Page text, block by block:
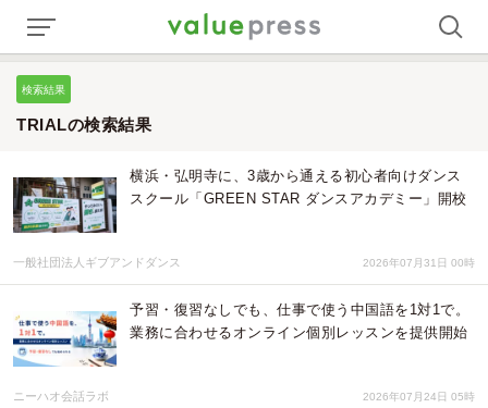
検索結果
TRIALの検索結果
横浜・弘明寺に、3歳から通える初心者向けダンス
スクール「GREEN STAR ダンスアカデミー」開校
一般社団法人ギブアンドダンス 2026年07月31日 00時
予習・復習なしでも、仕事で使う中国語を1対1で。
業務に合わせるオンライン個別レッスンを提供開始
ニーハオ会話ラボ 2026年07月24日 05時